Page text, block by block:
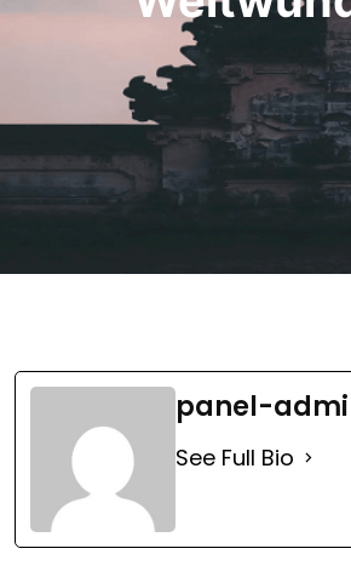
panel-
See Full Bio